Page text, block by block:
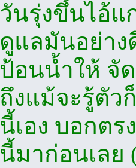
วันรุ่งขึ้นไอ้แ
ดูแลมันอย่าง
ป้อนน้ำให้ จั
ถึงแม้จะรู้ตัว
นี้เอง บอกต
นี้มาก่อนเลย